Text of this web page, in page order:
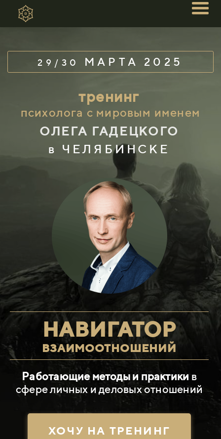
29/30 МАРТА 2025
тренинг
психолога с мировым именем
ОЛЕГА ГАДЕЦКОГО
в ЧЕЛЯБИНСКЕ
НАВИГАТОР
ВЗАИМООТНОШЕНИЙ
Работающие методы и практики в
сфере личных и деловых отношений
ХОЧУ НА ТРЕНИНГ